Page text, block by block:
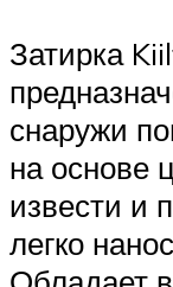
Затирка
снаружи
на основе
извести и
легко